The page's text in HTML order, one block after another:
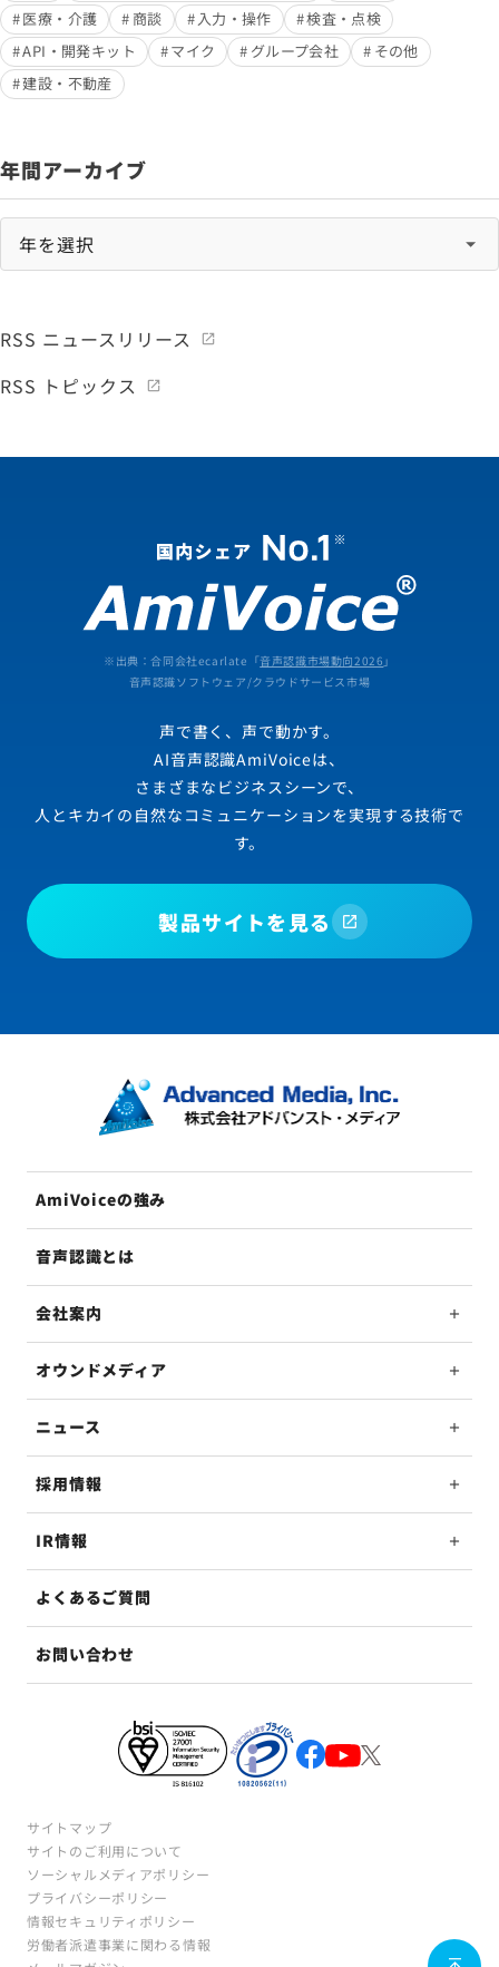
医療・介護
商談 入力・操作
検査・点検
API・開発キット
マイク グループ会社
その他
建設・不動産
年間アーカイブ
RSS ニュースリリース
RSS トピックス
※出典：合同会社ecarlate「音声認識市場動向2026 」
音声認識ソフトウェア/クラウドサービス市場
声で書く、声で動かす。
AI音声認識AmiVoiceは、
さまざまなビジネスシーンで、
人とキカイの自然なコミュニケーションを実現する技術で
す。
製品サイトを見る
AmiVoiceの強み
音声認識とは
会社案内
オウンドメディア
ニュース
採用情報
IR情報
よくあるご質問
お問い合わせ
サイトマップ
サイトのご利用について
ソーシャルメディアポリシー
プライバシーポリシー
情報セキュリティポリシー
労働者派遣事業に関わる情報